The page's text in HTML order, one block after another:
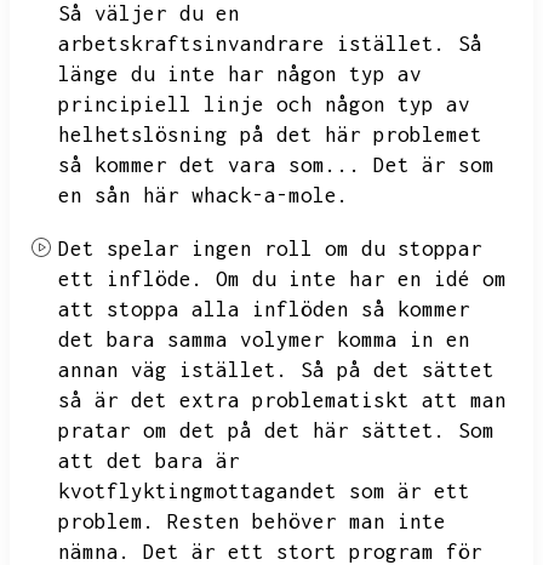
Så väljer du en
arbetskraftsinvandrare istället.
Så
länge du inte har någon typ av
principiell linje och någon typ av
helhetslösning på det här problemet
så kommer det vara som...
Det är som
en sån här whack-a-mole.
Det spelar ingen roll om du stoppar
ett inflöde.
Om du inte har en idé om
att stoppa alla inflöden så kommer
det bara samma volymer komma in en
annan väg istället.
Så på det sättet
så är det extra problematiskt att man
pratar om det på det här sättet.
Som
att det bara är
kvotflyktingmottagandet som är ett
problem.
Resten behöver man inte
nämna.
Det är ett stort program för